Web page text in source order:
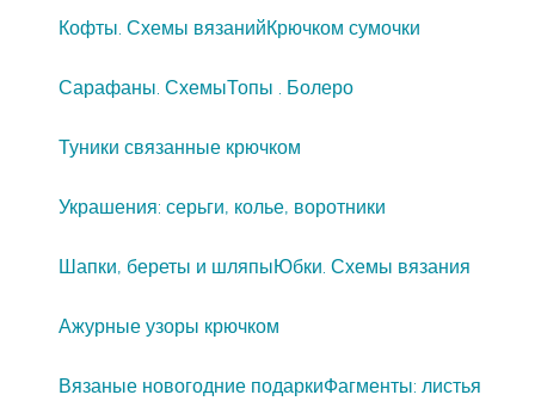
Кофты. Схемы вязанийКрючком сумочки
Сарафаны. СхемыТопы . Болеро
Туники связанные крючком
Украшения: серьги, колье, воротники
Шапки, береты и шляпыЮбки. Схемы вязания
Ажурные узоры крючком
Вязаные новогодние подаркиФагменты: листья